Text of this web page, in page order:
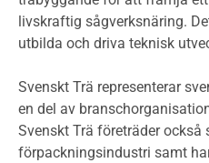
Planering
Klimatkalkylator hallar
Projektering av trähus
Byggsystem
Fasadsystem i
livskraftig sågverksnäring.
utbilda och driva teknisk
Svenskt Trä representerar
en del av
Svenskt Trä företräder också
förpackningsindustri samt